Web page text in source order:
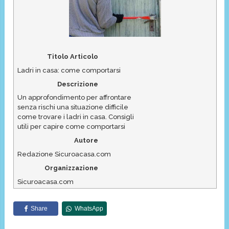
Titolo Articolo
Ladri in casa: come comportarsi
Descrizione
Un approfondimento per affrontare
senza rischi una situazione difficile
come trovare i ladri in casa. Consigli
utili per capire come comportarsi
Autore
Redazione Sicuroacasa.com
Organizzazione
Sicuroacasa.com
Share WhatsApp